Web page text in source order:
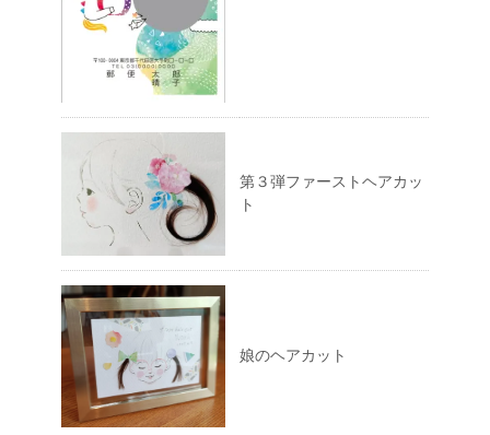
第３弾ファーストヘアカッ
ト
娘のヘアカット